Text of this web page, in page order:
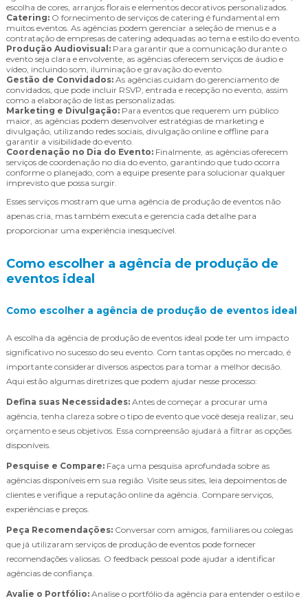
escolha de cores, arranjos florais e elementos decorativos personalizados.
Catering: O fornecimento de serviços de catering é fundamental em
muitos eventos. As agências podem gerenciar a seleção de menus e a
contratação de empresas de catering adequadas ao tema e estilo do evento.
Produção Audiovisual: Para garantir que a comunicação durante o
evento seja clara e envolvente, as agências oferecem serviços de áudio e
vídeo, incluindo som, iluminação e gravação do evento.
Gestão de Convidados: As agências cuidam do gerenciamento de
convidados, que pode incluir RSVP, entrada e recepção no evento, assim
como a elaboração de listas personalizadas.
Marketing e Divulgação: Para eventos que requerem um público
maior, as agências podem desenvolver estratégias de marketing e
divulgação, utilizando redes sociais, divulgação online e offline para
garantir a visibilidade do evento.
Coordenação no Dia do Evento: Finalmente, as agências oferecem
serviços de coordenação no dia do evento, garantindo que tudo ocorra
conforme o planejado, com a equipe presente para solucionar qualquer
imprevisto que possa surgir.
Esses serviços mostram que uma agência de produção de eventos não
apenas cria, mas também executa e gerencia cada detalhe para
proporcionar uma experiência inesquecível.
Como escolher a agência de produção de
eventos ideal
Como escolher a agência de produção de eventos ideal
A escolha da agência de produção de eventos ideal pode ter um impacto
significativo no sucesso do seu evento. Com tantas opções no mercado, é
importante considerar diversos aspectos para tomar a melhor decisão.
Aqui estão algumas diretrizes que podem ajudar nesse processo:
Defina suas Necessidades: Antes de começar a procurar uma
agência, tenha clareza sobre o tipo de evento que você deseja realizar, seu
orçamento e seus objetivos. Essa compreensão ajudará a filtrar as opções
disponíveis.
Pesquise e Compare: Faça uma pesquisa aprofundada sobre as
agências disponíveis em sua região. Visite seus sites, leia depoimentos de
clientes e verifique a reputação online da agência. Compare serviços,
experiências e preços.
Peça Recomendações: Conversar com amigos, familiares ou colegas
que já utilizaram serviços de produção de eventos pode fornecer
recomendações valiosas. O feedback pessoal pode ajudar a identificar
agências de confiança.
Avalie o Portfólio: Analise o portfólio da agência para entender o estilo e